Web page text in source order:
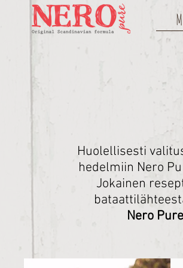
Huolellisesti
hedelmiin Nero
Jokainen
Nero